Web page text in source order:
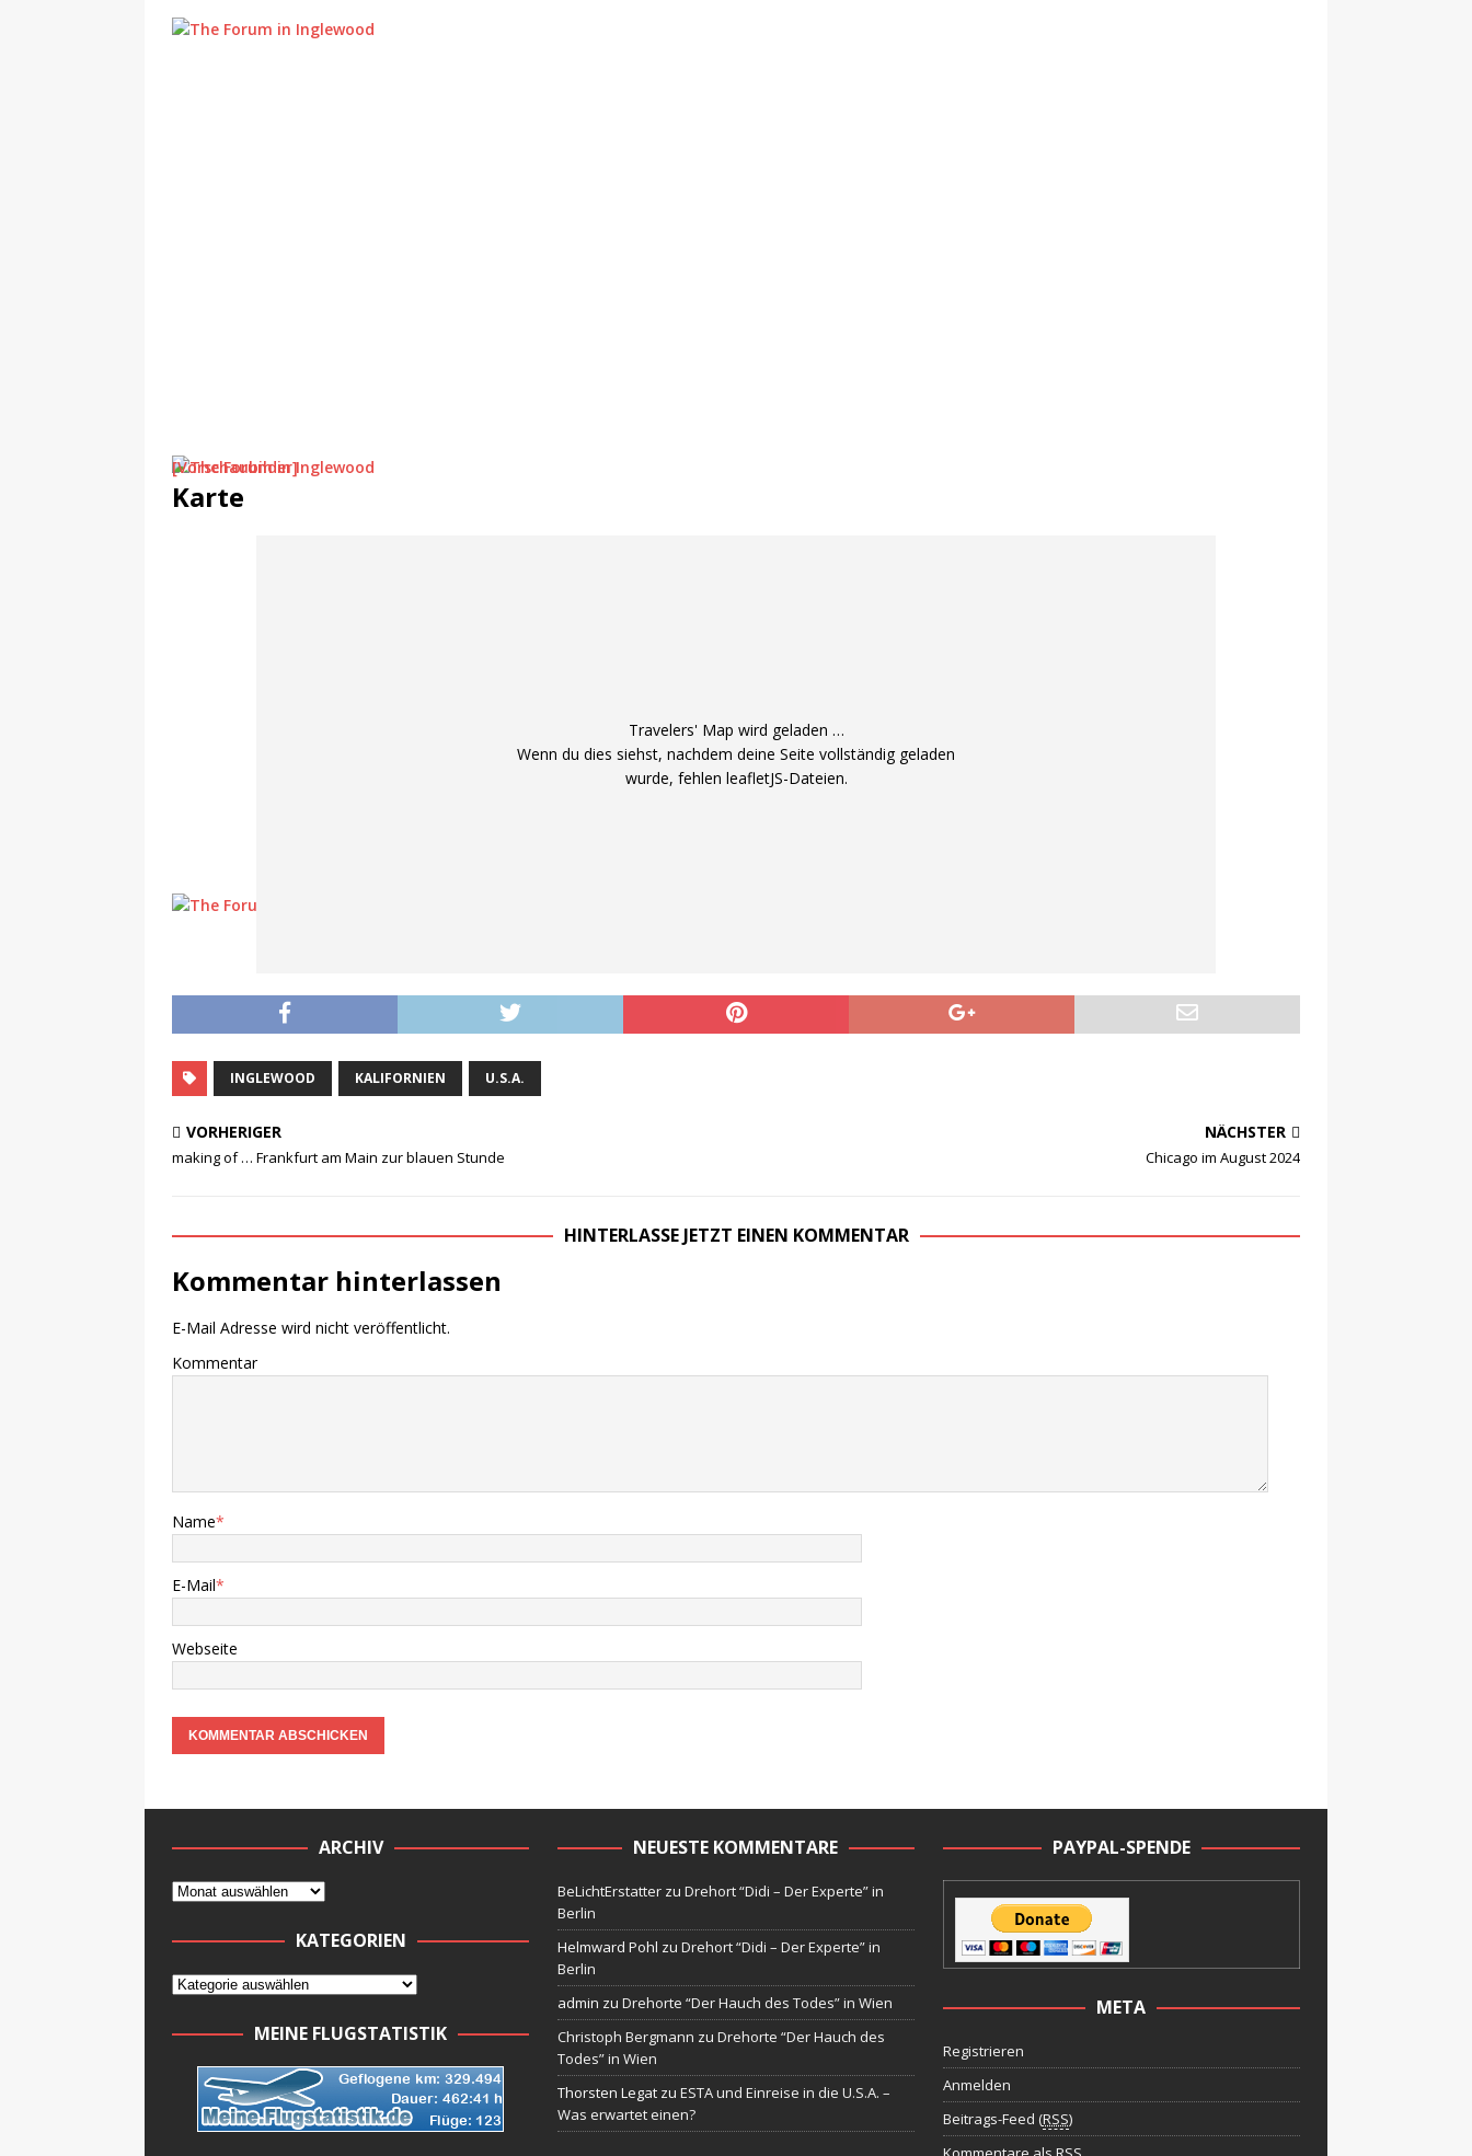
[Vorschaubilder]
Karte
Travelers' Map wird geladen …
Wenn du dies siehst, nachdem deine Seite vollständig geladen
wurde, fehlen leafletJS-Dateien.
INGLEWOOD KALIFORNIEN U.S.A.
VORHERIGER
making of … Frankfurt am Main zur blauen Stunde
NÄCHSTER
Chicago im August 2024
HINTERLASSE JETZT EINEN KOMMENTAR
Kommentar hinterlassen
E-Mail Adresse wird nicht veröffentlicht.
Kommentar
Name*
E-Mail*
Webseite
ARCHIV
KATEGORIEN
MEINE FLUGSTATISTIK
NEUESTE KOMMENTARE
BeLichtErstatterzu Drehort “Didi – Der Experte” in
Berlin
Helmward Pohl zu Drehort “Didi – Der Experte” in
Berlin
admin zu Drehorte “Der Hauch des Todes” in Wien
Christoph Bergmann zu Drehorte “Der Hauch des
Todes” in Wien
Thorsten Legatzu ESTA und Einreise in die U.S.A. –
Was erwartet einen?
PAYPAL-SPENDE
META
Registrieren
Anmelden
Beitrags-Feed (RSS)